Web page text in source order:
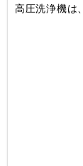
高圧洗浄機は、